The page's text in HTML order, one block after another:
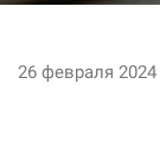
26 февраля 2024